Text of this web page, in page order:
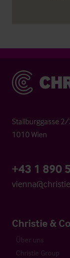
Christie & Co
Stallburggasse
1010 Wien
+43 1 890
Christie & Co
Über uns
Christie Group